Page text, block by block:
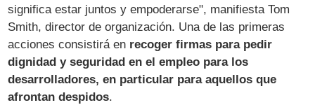
significa estar juntos y empoderarse", manifiesta Tom
Smith, director de organización. Una de las primeras
acciones consistirá en recoger firmas para pedir
dignidad y seguridad en el empleo para los
desarrolladores, en particular para aquellos que
afrontan despidos.